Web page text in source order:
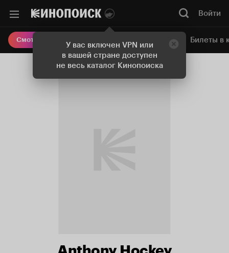
У вас включен VPN или
в вашей стране доступен
не весь каталог Кинопоиска
Войти
Смотреть кино Онлайн-кинотеатр Билеты в